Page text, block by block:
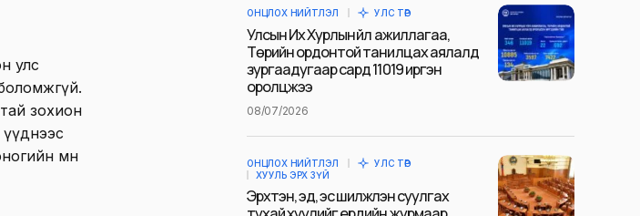
улс
зохион
өмнө
ОНЦЛОХ НИЙТЛЭЛ УЛС ТӨР
Улсын Их Хурлын үйл ажиллагаа,
Төрийн ордонтой танилцах аялалд
зургаадугаар сард 11019 иргэн
оролцжээ
08/07/2026
ОНЦЛОХ НИЙТЛЭЛ
УЛС ТӨР
ХУУЛЬ ЭРХ ЗҮЙ
Эрхтэн, эд, эс шилжүүлэн суулгах